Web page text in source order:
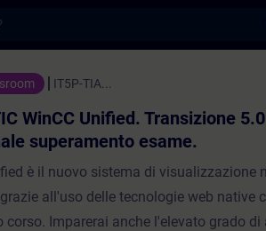
Transizione 5.0
IT5P-TIA...
WinCC Unified. Transizione
superamento esame.
è il nuovo sistema di visualizzazione
all'uso delle tecnologie web native
corso. Imparerai anche l'elevato grado di